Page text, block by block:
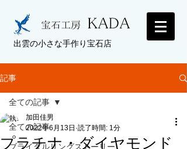
出雲の小さな手作り宝石店
記事
全ての記事
ブライダルリングストーリー
全ての記事
プラチナ・ダイヤモンド
加田佳男
2022年6月13日 読了時間: 1分